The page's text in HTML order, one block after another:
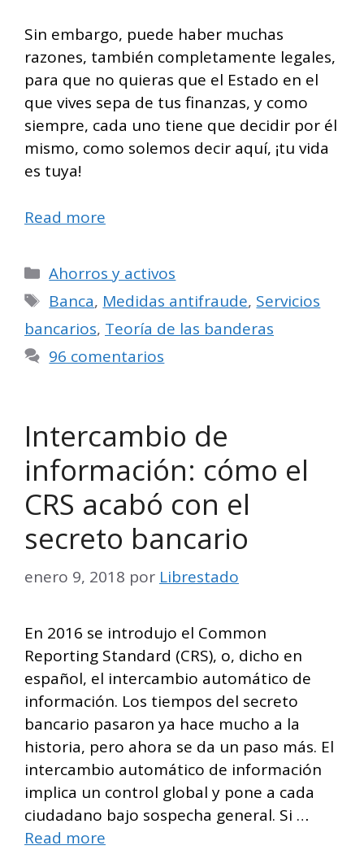
Sin embargo, puede haber muchas
razones, también completamente legales,
para que no quieras que el Estado en el
que vives sepa de tus finanzas, y como
siempre, cada uno tiene que decidir por él
mismo, como solemos decir aquí, ¡tu vida
es tuya!
Read more
Categorías
Ahorros y activos
Etiquetas
Banca, Medidas antifraude, Servicios
bancarios, Teoría de las banderas
96 comentarios
Intercambio de
información: cómo el
CRS acabó con el
secreto bancario
enero 9, 2018 por Librestado
En 2016 se introdujo el Common
Reporting Standard (CRS), o, dicho en
español, el intercambio automático de
información. Los tiempos del secreto
bancario pasaron ya hace mucho a la
historia, pero ahora se da un paso más. El
intercambio automático de información
implica un control global y pone a cada
ciudadano bajo sospecha general. Si …
Read more